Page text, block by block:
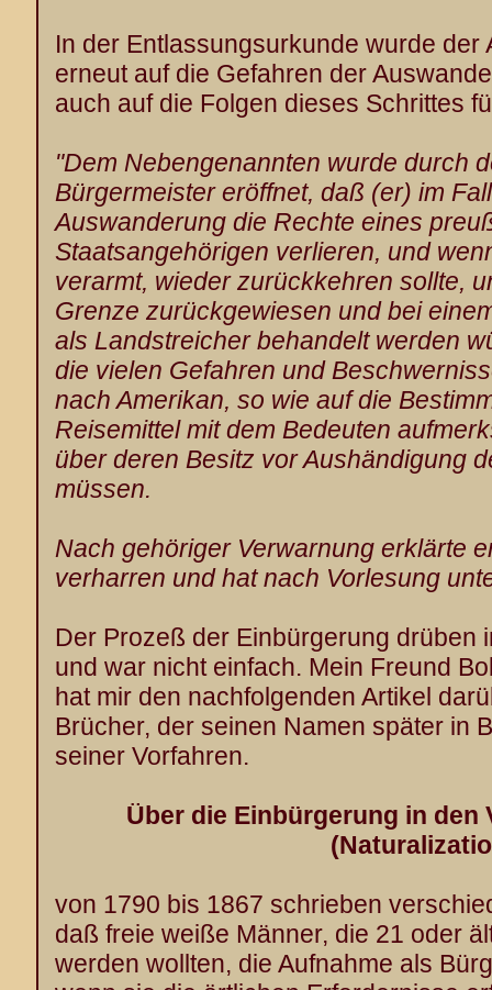
In der Entlassungsurkunde wurde der
erneut auf die Gefahren der
auch auf die Folgen dieses Schrittes
"Dem Nebengenannten wurde durch
Bürgermeister eröffnet, daß (er) im
Auswanderung die Rechte eines
Staatsangehörigen verlieren, und
verarmt, wieder zurückkehren sollte,
Grenze zurückgewiesen und bei
als Landstreicher behandelt werden
die vielen Gefahren und
nach Amerikan, so wie auf die
Reisemittel mit dem Bedeuten
über deren Besitz vor Aushändigung
müssen.
Nach gehöriger Verwarnung erklärte
verharren und hat nach Vorlesung
Der Prozeß der Einbürgerung drüben
und war nicht einfach. Mein Freund
hat mir den nachfolgenden Artikel
Brücher, der seinen Namen später in
seiner Vorfahren.
Über die Einbürgerung in den
von 1790 bis 1867 schrieben
daß freie weiße Männer, die 21 oder
werden wollten, die Aufnahme als